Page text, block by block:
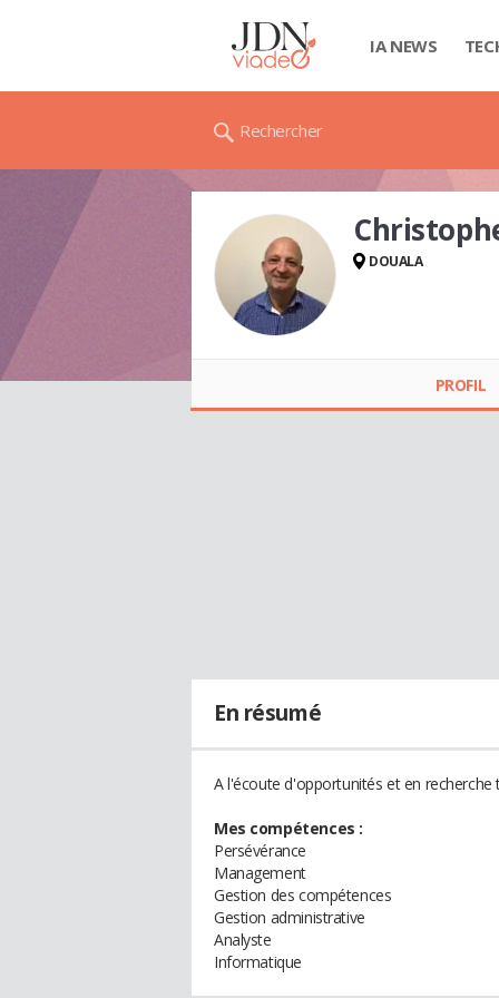
IA NEWS
Rechercher
DOUALA
PROFIL
En résumé
A l'écoute d'opportunités et en recherche
Mes compétences :
Persévérance
Management
Gestion des compétences
Gestion administrative
Analyste
Informatique